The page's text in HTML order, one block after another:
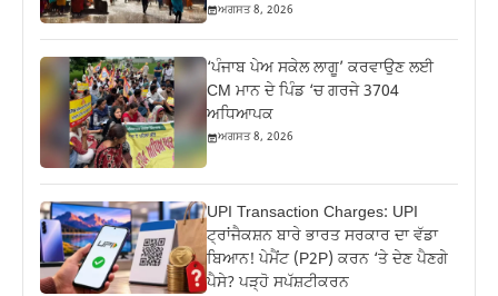
ਅਗਸਤ 8, 2026
‘ਪੰਜਾਬ ਪੇਅ ਸਕੇਲ ਲਾਗੂ’ ਕਰਵਾਉਣ ਲਈ
CM ਮਾਨ ਦੇ ਪਿੰਡ ‘ਚ ਗਰਜੇ 3704
ਅਧਿਆਪਕ
ਅਗਸਤ 8, 2026
UPI Transaction Charges: UPI
ਟ੍ਰਾਂਜੈਕਸ਼ਨ ਬਾਰੇ ਭਾਰਤ ਸਰਕਾਰ ਦਾ ਵੱਡਾ
ਬਿਆਨ! ਪੇਮੈਂਟ (P2P) ਕਰਨ ‘ਤੇ ਦੇਣ ਪੈਣਗੇ
ਪੈਸੇ? ਪੜ੍ਹੋ ਸਪੱਸ਼ਟੀਕਰਨ